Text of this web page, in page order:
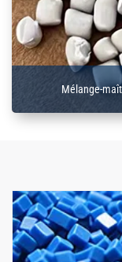
Mélange-